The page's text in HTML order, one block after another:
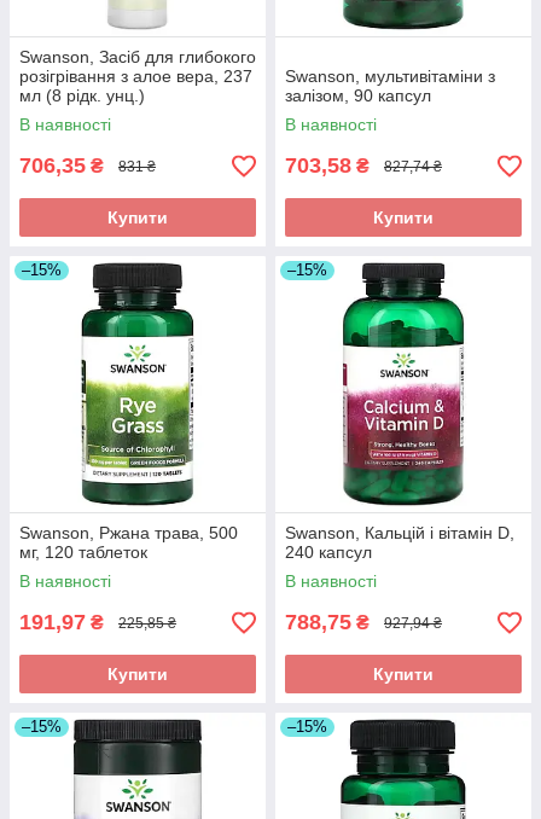
Swanson, Засіб для глибокого
розігрівання з алое вера, 237
мл (8 рідк. унц.)
В наявності
706,35 ₴ 831 ₴
Купити
Swanson, мультивітаміни з
залізом, 90 капсул
В наявності
703,58 ₴ 827,74 ₴
Купити
–15%
Swanson, Ржана трава, 500
мг, 120 таблеток
В наявності
191,97 ₴ 225,85 ₴
Купити
–15%
Swanson, Кальцій і вітамін D,
240 капсул
В наявності
788,75 ₴ 927,94 ₴
Купити
–15% –15%